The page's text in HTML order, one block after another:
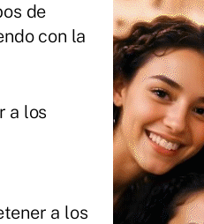
de
con la
a los
a los